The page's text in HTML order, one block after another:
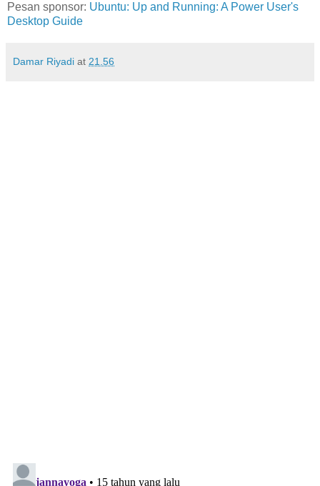
Pesan sponsor: Ubuntu: Up and Running: A Power User's
Desktop Guide
Damar Riyadi at 21.56